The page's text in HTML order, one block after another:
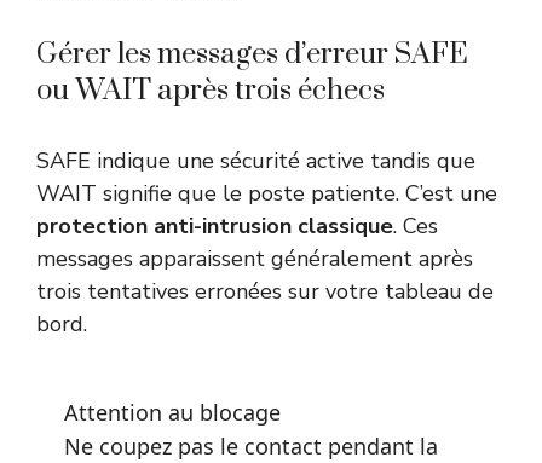
Gérer les messages d’erreur SAFE
ou WAIT après trois échecs
SAFE indique une sécurité active tandis que
WAIT signifie que le poste patiente. C’est une
protection anti-intrusion classique. Ces
messages apparaissent généralement après
trois tentatives erronées sur votre tableau de
bord.
Attention au blocage
Ne coupez pas le contact pendant la